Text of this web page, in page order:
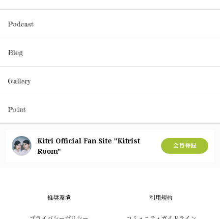
Podcast
Blog
Gallery
Point
Kitri Official Fan Site "Kitrist
Room"
会員登録
推奨環境 利用規約